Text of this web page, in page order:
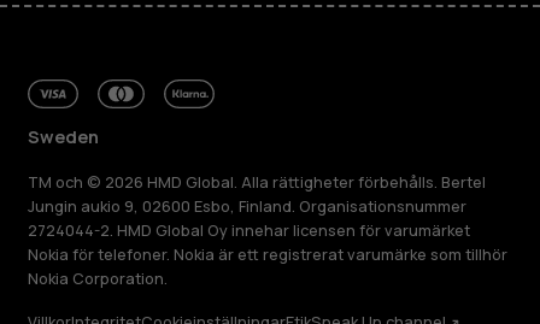
Sweden
TM och © 2026 HMD Global. Alla rättigheter förbehålls. Bertel
Jungin aukio 9, 02600 Esbo, Finland. Organisationsnummer
2724044-2. HMD Global Oy innehar licensen för varumärket
Nokia för telefoner. Nokia är ett registrerat varumärke som tillhör
Nokia Corporation.